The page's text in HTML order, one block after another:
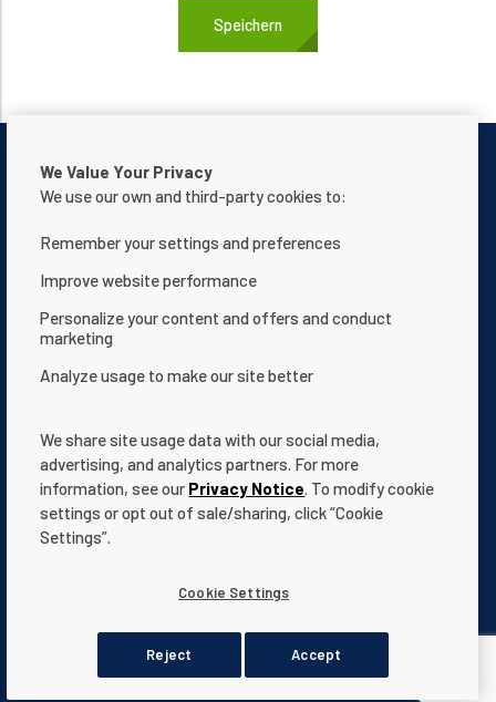
Nutzungsbedingungen
Erklärung zur Barrierefreiheit der Website
Allgemeine Geschäftsbedingungen
Dokumentation
Cookie Settings
Eingetragene oder nicht eingetragene Warenzeichen und Logos von
© 2024 Pentair. Alle Rechte vorbehalten.
We Value Your Privacy
We use our own and third-party cookies to:
Remember your settings and preferences
Improve website performance
Personalize your content and offers and conduct
marketing
Analyze usage to make our site better
We share site usage data with our social media,
advertising, and analytics partners. For more
information, see our Privacy Notice. To modify cookie
settings or opt out of sale/sharing, click “Cookie
Settings”.
Cookie Settings
Reject Accept